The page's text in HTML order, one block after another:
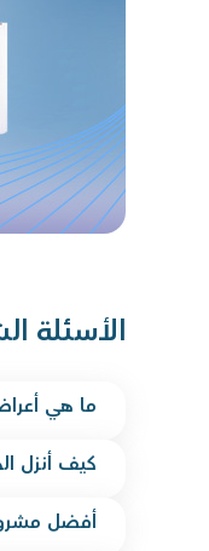
الأسئلة
ما هي
كيف أنزل
أفضل